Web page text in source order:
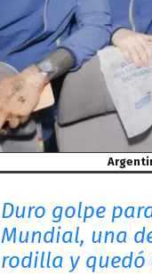
Duro golpe
Mundial, una
rodilla y quedó